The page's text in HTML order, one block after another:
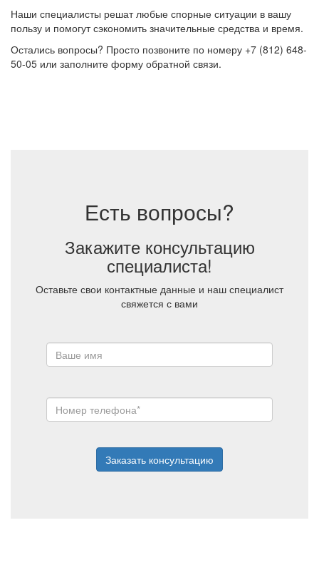
Наши специалисты решат любые спорные ситуации в вашу
пользу и помогут сэкономить значительные средства и время.
Остались вопросы? Просто позвоните по номеру +7 (812) 648-
50-05 или заполните форму обратной связи.
Есть вопросы?
Закажите консультацию
специалиста!
Оставьте свои контактные данные и наш специалист
свяжется с вами
Заказать консультацию